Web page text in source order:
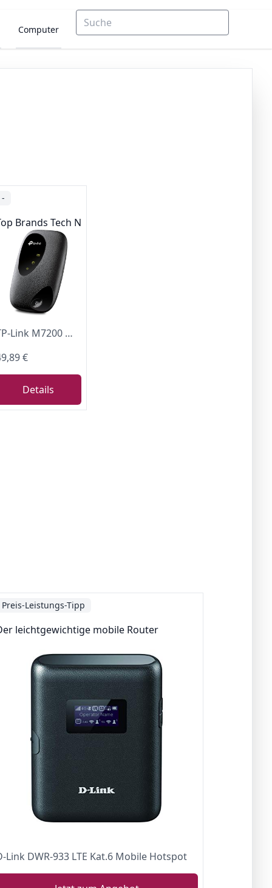
Computer
-
Brands Tech Networking
TP-Link M7200 mobiler WLAN Router (4G/LTE bis zu 150Mbit/s Download/ 50Mbit/s Upload, Hotspot, 2000mAh Akku, kompatibel mit Allen europäischen SIM Karten)
€
Details
Preis-Leistungs-Tipp
leichtgewichtige mobile Router
Link DWR-933 LTE Kat.6 Mobile Hotspot